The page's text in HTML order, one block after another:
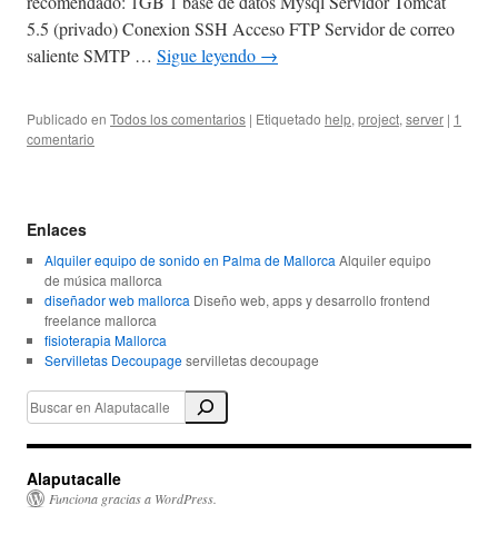
5.5 (privado) Conexion SSH Acceso FTP Servidor de correo
saliente SMTP … Sigue leyendo →
Publicado en Todos los comentarios | Etiquetado help, project, server | 1
comentario
Enlaces
Alquiler equipo de sonido en Palma de Mallorca Alquiler equipo
de música mallorca
diseñador web mallorca Diseño web, apps y desarrollo frontend
freelance mallorca
fisioterapia Mallorca
Servilletas Decoupageservilletas decoupage
Alaputacalle
Funciona gracias a WordPress.